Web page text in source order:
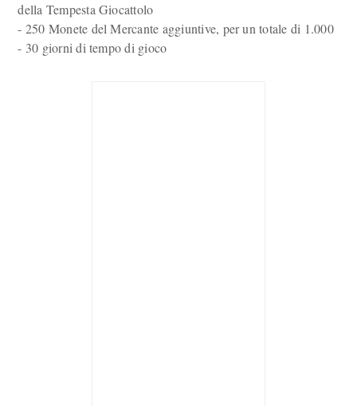
della Tempesta Giocattolo
- 250 Monete del Mercante aggiuntive, per un totale di 1.000
- 30 giorni di tempo di gioco